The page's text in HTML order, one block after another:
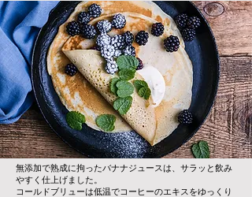
無添加で熟成に拘ったバナナジュースは、サラッと飲み
やすく仕上げました。
コールドブリューは低温でコーヒーのエキスをゆっくり